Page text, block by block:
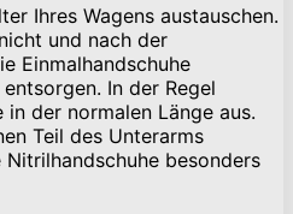
Ihres Wagens austauschen.
und nach der
Einmalhandschuhe
In der Regel
in der normalen Länge aus.
Teil des Unterarms
besonders